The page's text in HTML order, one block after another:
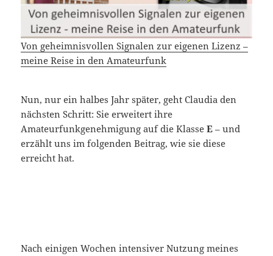
Von geheimnisvollen Signalen zur eigenen Lizenz –
meine Reise in den Amateurfunk
Nun, nur ein halbes Jahr später, geht Claudia den
nächsten Schritt: Sie erweitert ihre
Amateurfunkgenehmigung auf die KlasseE – und
erzählt uns im folgenden Beitrag, wie sie diese
erreicht hat.
Nach einigen Wochen intensiver Nutzung meines